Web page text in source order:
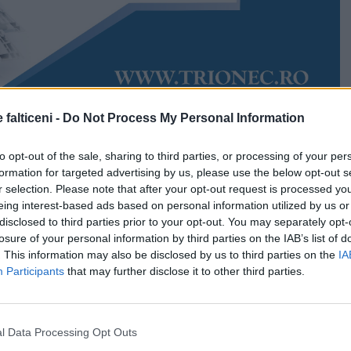
falticeni - Do Not Process My Personal Information
opt-out of the sale, sharing to third parties, or processing of your
for targeted advertising by us, please use the below opt-out
selection. Please note that after your opt-out request is processed
interest-based ads based on personal information utilized by us
to third parties prior to your opt-out. You may separately
of your personal information by third parties on the IAB’s list of
This information may also be disclosed by us to third parties on the
Participants that may further disclose it to other third parties.
Data Processing Opt Outs
Accesări:
recunoștința întregii comunități. Contraamiralul de
Condur, fost comandant al flotilei Marinei Militare
cariera prodigioasă de câteva luni, însă ecourile
continuă să fie intense. Cu rădăcini din aceeași
i-a odrăslit pe învățătorul Vasile Tomegea, Neculai
ofițerul de rang înalt este de astăzi Cetățean de
Boroaia.
înmânată vineri, 10 iunie, în cadru festiv, de către
locali.